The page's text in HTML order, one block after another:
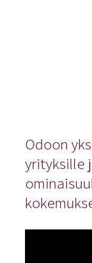
Odoon
yrityksille